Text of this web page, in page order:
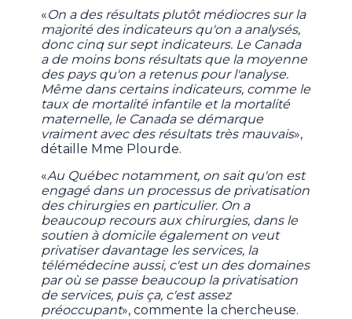
«On a des résultats plutôt médiocres sur la
majorité des indicateurs qu'on a analysés,
donc cinq sur sept indicateurs. Le Canada
a de moins bons résultats que la moyenne
des pays qu'on a retenus pour l'analyse.
Même dans certains indicateurs, comme le
taux de mortalité infantile et la mortalité
maternelle, le Canada se démarque
vraiment avec des résultats très mauvais»,
détaille Mme Plourde.
«Au Québec notamment, on sait qu'on est
engagé dans un processus de privatisation
des chirurgies en particulier. On a
beaucoup recours aux chirurgies, dans le
soutien à domicile également on veut
privatiser davantage les services, la
télémédecine aussi, c'est un des domaines
par où se passe beaucoup la privatisation
de services, puis ça, c'est assez
préoccupant», commente la chercheuse.